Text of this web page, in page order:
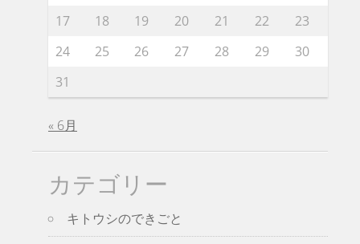
17
18 19 20 21 22
23
24
25 26 27 28 29
30
31
« 6月
カテゴリー
キトウシのできごと